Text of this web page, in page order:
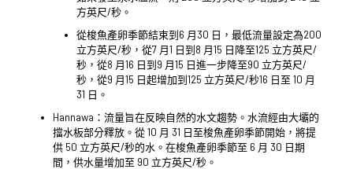
方英尺/秒。
從梭魚產卵季節結束到6 月30 日，最低流量設定為200
立方英尺/秒，從7 月1 日到8 月15 日降至125 立方英尺/
秒，從8 月16 日到9 月15 日進一步降至90 立方英尺/
秒，從9 月15 日起增加到125 立方英尺/秒16 日至 10 月
31 日。
Hannawa：流量旨在反映自然的水文趨勢。水流經由大壩的
擋水板部分釋放。從 10 月 31 日至梭魚產卵季節開始，將提
供 50 立方英尺/秒的水。在梭魚產卵季節至 6 月 30 日期
間，供水量增加至 90 立方英尺/秒。